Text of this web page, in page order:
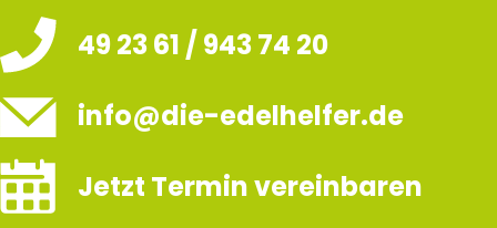
49 23 61 / 943 74 20
info@die-edelhelfer.de
Jetzt Termin vereinbaren